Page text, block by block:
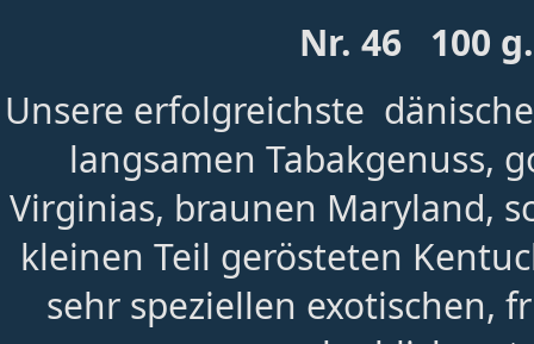
Nr. 46 100
Unsere erfolgreichste
langsamen Tabakgenuss,
Virginias, braunen Maryland,
kleinen Teil gerösteten
sehr speziellen exotischen,